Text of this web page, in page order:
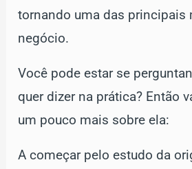
tornando uma das principais
negócio.
Você pode estar se
quer dizer na prática? Então
um pouco mais sobre ela:
A começar pelo estudo da